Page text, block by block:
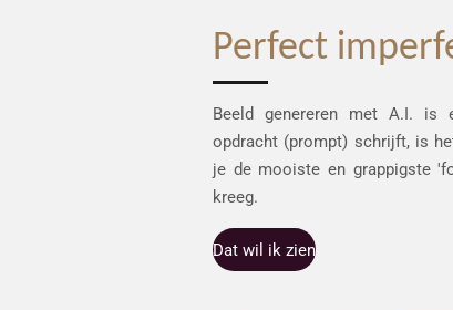
Perfect
Beeld genereren met A.I. is
opdracht (prompt) schrijft, is
je de mooiste en grappigste
kreeg.
Dat wil ik zien